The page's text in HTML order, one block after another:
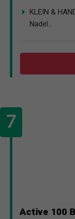
KLEIN &
Nadel...
Active 100